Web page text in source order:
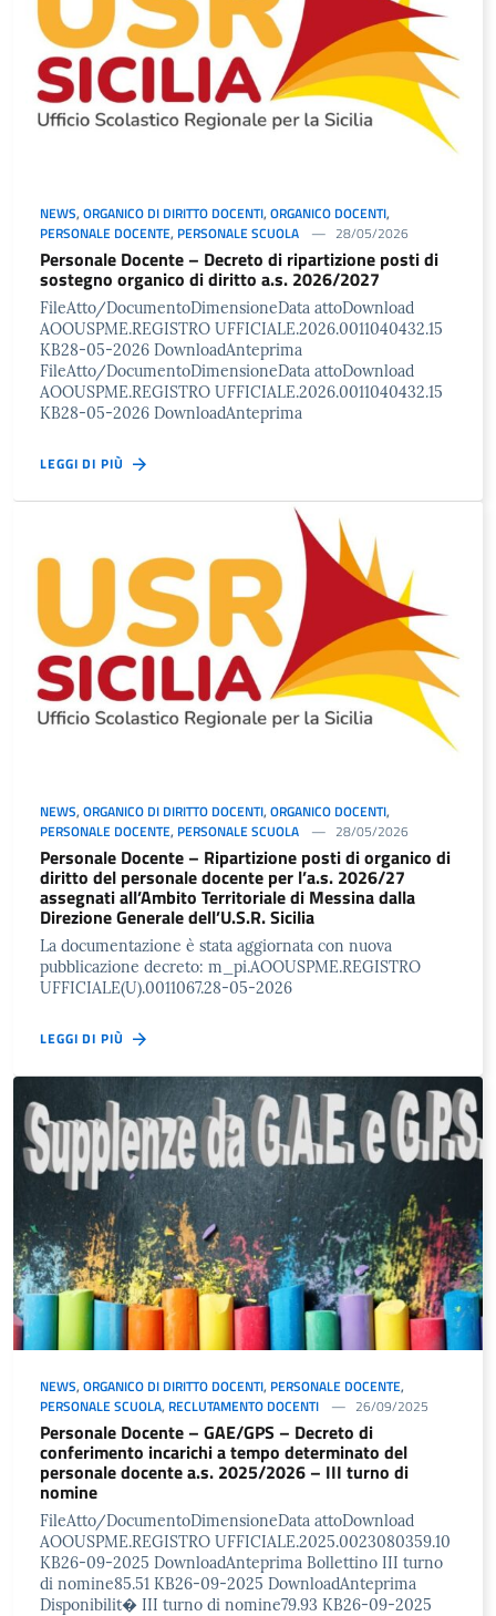
NEWS, ORGANICO DI DIRITTO DOCENTI, ORGANICO DOCENTI,
PERSONALE DOCENTE, PERSONALE SCUOLA 28/05/2026
Personale Docente – Decreto di ripartizione posti di
sostegno organico di diritto a.s. 2026/2027
FileAtto/DocumentoDimensioneData attoDownload
AOOUSPME.REGISTRO UFFICIALE.2026.0011040432.15
KB28-05-2026 DownloadAnteprima
FileAtto/DocumentoDimensioneData attoDownload
AOOUSPME.REGISTRO UFFICIALE.2026.0011040432.15
KB28-05-2026 DownloadAnteprima
LEGGI DI PIÙ
NEWS, ORGANICO DI DIRITTO DOCENTI, ORGANICO DOCENTI,
PERSONALE DOCENTE, PERSONALE SCUOLA 28/05/2026
Personale Docente – Ripartizione posti di organico di
diritto del personale docente per l’a.s. 2026/27
assegnati all’Ambito Territoriale di Messina dalla
Direzione Generale dell’U.S.R. Sicilia
La documentazione è stata aggiornata con nuova
pubblicazione decreto: m_pi.AOOUSPME.REGISTRO
UFFICIALE(U).0011067.28-05-2026
LEGGI DI PIÙ
NEWS, ORGANICO DI DIRITTO DOCENTI, PERSONALE DOCENTE,
PERSONALE SCUOLA, RECLUTAMENTO DOCENTI 26/09/2025
Personale Docente – GAE/GPS – Decreto di
conferimento incarichi a tempo determinato del
personale docente a.s. 2025/2026 – III turno di
nomine
FileAtto/DocumentoDimensioneData attoDownload
AOOUSPME.REGISTRO UFFICIALE.2025.0023080359.10
KB26-09-2025 DownloadAnteprima Bollettino III turno
di nomine85.51 KB26-09-2025 DownloadAnteprima
Disponibilit� III turno di nomine79.93 KB26-09-2025